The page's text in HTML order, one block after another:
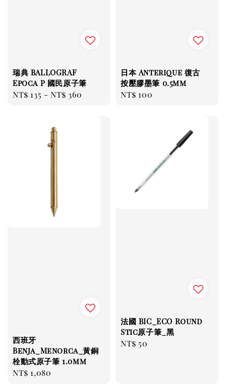
瑞典 BALLOGRAF
Epoca P 國民原子筆
Regular
NT$ 135 -NT$ 360
日本 Anterique 復古
按壓膠墨筆 0.5mm
Regular
NT$ 100
西班牙
Benja_Menorca_黃銅
栓動式原子筆 1.0mm
Regular
NT$ 1,080
法國 BIC_ECO Round
Stic原子筆_黑
Regular
NT$ 50